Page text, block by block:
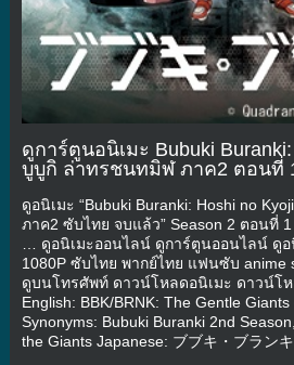
ดูการ์ตูนอนิเมะ Bubuki
บูบูกิ ล่าทรชนทมิฬ ภาค2 ตอนที่
ดูอนิเมะ “Bubuki Buranki: Hoshi no
ภาค2 ซับไทย จบแล้ว” Season 2 ตอนที่
… ดูอนิเมะออนไลน์ ดูการ์ตูนออนไลน์ ดูอ
1080P ซับไทย พากย์ไทย แฟนซับ anime
ดูบนโทรศัพท์ ดาวน์โหลดอนิเมะ ดาวน์โ
English: BBK/BRNK: The Gentle
Synonyms: Bubuki Buranki 2nd
the Giants Japanese: ブブキ・ブラン